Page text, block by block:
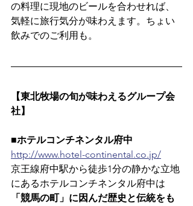
の料理に現地のビールを合わせれば、
気軽に旅行気分が味わえます。ちょい
飲みでのご利用も。
【東北牧場の旬が味わえるグループ会
社】
■ホテルコンチネンタル府中
http://www.hotel-continental.co.jp/
京王線府中駅から徒歩1分の静かな立地
にあるホテルコンチネンタル府中は
「競馬の町」に因んだ歴史と伝統をも